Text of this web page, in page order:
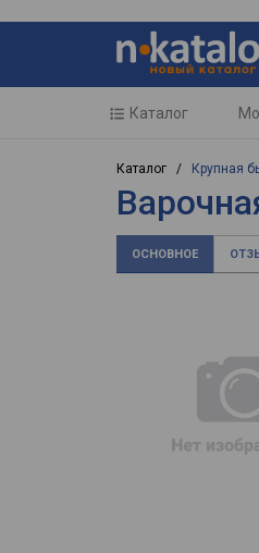
Каталог
Каталог / Крупная
ОСНОВНОЕ